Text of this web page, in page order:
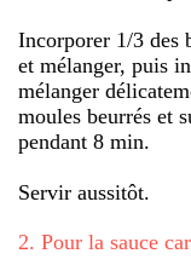
Incorporer 1/3 des
et mélanger, puis
mélanger
moules beurrés et
pendant 8 min.
Servir aussitôt.
2. Pour la sauce